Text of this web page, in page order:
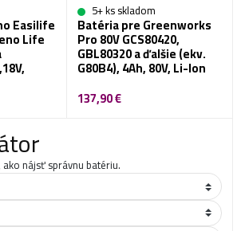
nájsť správnu batériu.
Easilife
Life
5+ ks skladom
Batéria pre Greenworks
Pro 80V GCS80420,
GBL80320 a ďalšie (ekv.
G80B4), 4Ah, 80V, Li-Ion
137,90 €